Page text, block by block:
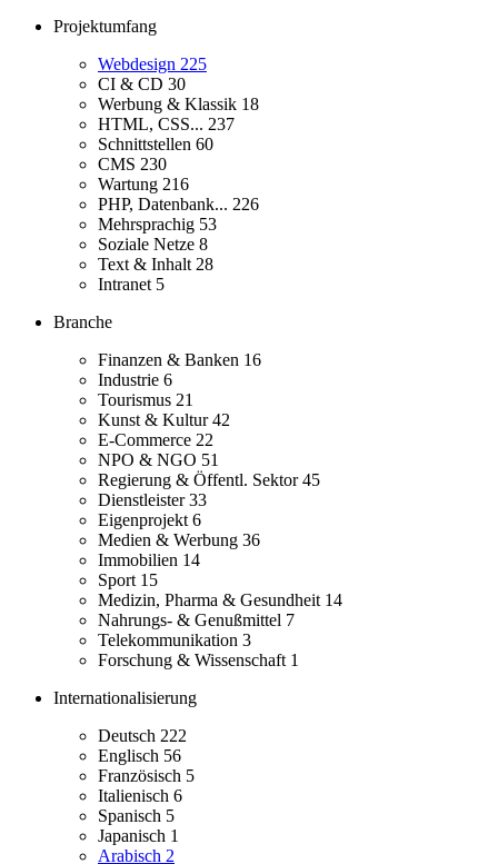
Projektumfang
Webdesign 225
CI & CD 30
Werbung & Klassik 18
HTML, CSS... 237
Schnittstellen 60
CMS 230
Wartung 216
PHP, Datenbank... 226
Mehrsprachig 53
Soziale Netze 8
Text & Inhalt 28
Intranet 5
Branche
Finanzen & Banken 16
Industrie 6
Tourismus 21
Kunst & Kultur42
E-Commerce 22
NPO & NGO 51
Regierung & Öffentl. Sektor45
Dienstleister33
Eigenprojekt 6
Medien & Werbung 36
Immobilien 14
Sport 15
Medizin, Pharma & Gesundheit 14
Nahrungs- & Genußmittel 7
Telekommunikation 3
Forschung & Wissenschaft 1
Internationalisierung
Deutsch 222
Englisch 56
Französisch 5
Italienisch 6
Spanisch 5
Japanisch 1
Arabisch 2